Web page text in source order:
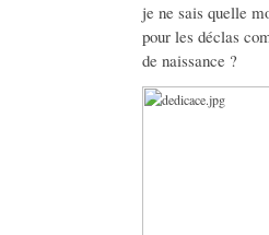
je ne sais quelle
pour les déclas
de naissance ?